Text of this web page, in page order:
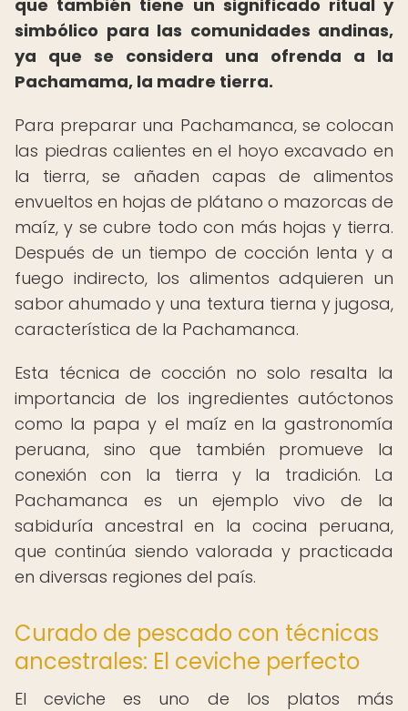
que también tiene un significado ritual y
simbólico para las comunidades andinas,
ya que se considera una ofrenda a la
Pachamama, la madre tierra.
Para preparar una Pachamanca, se colocan
las piedras calientes en el hoyo excavado en
la tierra, se añaden capas de alimentos
envueltos en hojas de plátano o mazorcas de
maíz, y se cubre todo con más hojas y tierra.
Después de un tiempo de cocción lenta y a
fuego indirecto, los alimentos adquieren un
sabor ahumado y una textura tierna y jugosa,
característica de la Pachamanca.
Esta técnica de cocción no solo resalta la
importancia de los ingredientes autóctonos
como la papa y el maíz en la gastronomía
peruana, sino que también promueve la
conexión con la tierra y la tradición. La
Pachamanca es un ejemplo vivo de la
sabiduría ancestral en la cocina peruana,
que continúa siendo valorada y practicada
en diversas regiones del país.
Curado de pescado con técnicas
ancestrales: El ceviche perfecto
El ceviche es uno de los platos más